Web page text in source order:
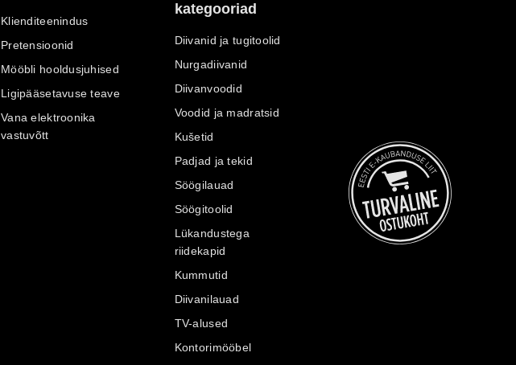
Klienditeenindus
Pretensioonid
Mööbli hooldusjuhised
Ligipääsetavuse teave
Vana elektroonika
vastuvõtt
kategooriad
Diivanid ja tugitoolid
Nurgadiivanid
Diivanvoodid
Voodid ja madratsid
Kušetid
Padjad ja tekid
Söögilauad
Söögitoolid
Lükandustega
riidekapid
Kummutid
Diivanilauad
TV-alused
Kontorimööbel